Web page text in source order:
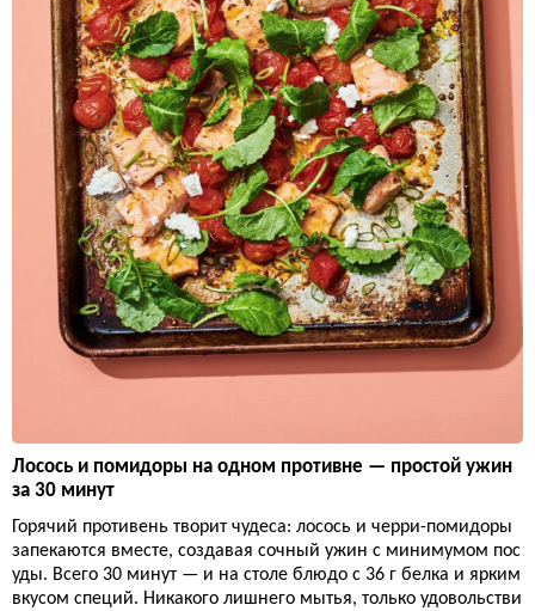
Лосось и помидоры на одном противне — простой ужин
за 30 минут
Горячий противень творит чудеса: лосось и черри-помидоры
запекаются вместе, создавая сочный ужин с минимумом пос
уды. Всего 30 минут — и на столе блюдо с 36 г белка и ярким
вкусом специй. Никакого лишнего мытья, только удовольстви